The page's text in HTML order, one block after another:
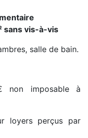
sans vis-à-vis
salle de bain.
non imposable à
loyers perçus par